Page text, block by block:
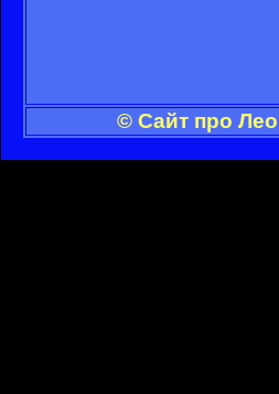
© Сайт про